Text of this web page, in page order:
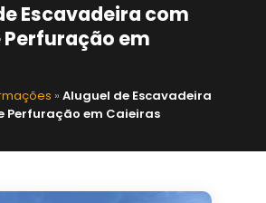
Escavadeira com
Perfuração em
» Aluguel de Escavadeira
Perfuração em Caieiras